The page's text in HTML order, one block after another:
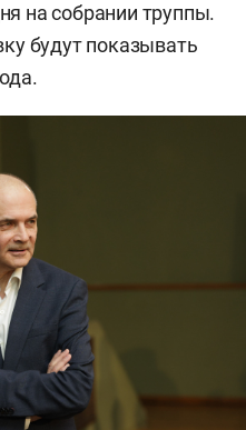
на собрании труппы.
будут показывать